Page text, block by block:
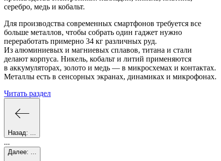
серебро, медь и кобальт.
Для производства современных смартфонов требуется все
больше металлов, чтобы собрать один гаджет нужно
переработать примерно 34 кг различных руд.
Из алюминиевых и магниевых сплавов, титана и стали
делают корпуса. Никель, кобальт и литий применяются
в аккумуляторах, золото и медь — в микросхемах и контактах.
Металлы есть в сенсорных экранах, динамиках и микрофонах.
Читать раздел
Назад:
...
Далее: